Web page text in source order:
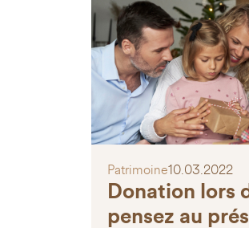
Patrimoine10.03.2022
Donation lors
pensez au